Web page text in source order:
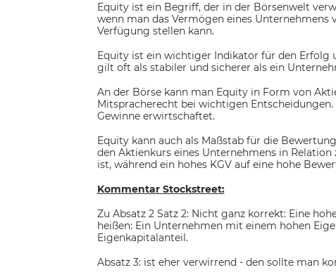
Equity ist ein Begriff, der in der Börsenwelt
wenn man das Vermögen eines
Verfügung stellen kann.
Equity ist ein wichtiger Indikator für den Erfolg
gilt oft als stabiler und sicherer als ein
An der Börse kann man Equity in Form von
Mitspracherecht bei wichtigen
Gewinne erwirtschaftet.
Equity kann auch als Maßstab für die
den Aktienkurs eines Unternehmens in
ist, während ein hohes KGV auf eine hohe
Kommentar Stockstreet:
Zu Absatz 2 Satz 2: Nicht ganz korrekt: Eine
heißen: Ein Unternehmen mit einem hohen
Eigenkapitalanteil.
Absatz 3: ist eher verwirrend - den sollte man